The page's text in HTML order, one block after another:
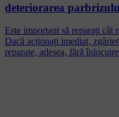
deteriorarea
Este important să reparați cât
Dacă acționați imediat,
reparate, adesea, fără